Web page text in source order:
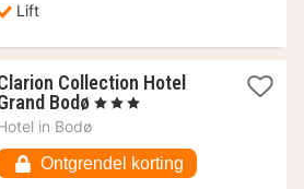
Lift
Collection Hotel
Bodø 1
122,27
€
, 3 Sterren
in Bodø
Ontgrendel korting